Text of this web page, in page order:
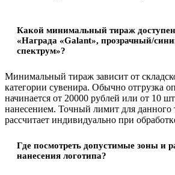
Какой минимальный тираж доступен
«Награда «Galant», прозрачный/
спектрум»?
Минимальный тираж зависит от
категории сувенира. Обычно отгрузка
начинается от 20000 рублей или от 10
нанесением. Точный лимит для данного
рассчитает индивидуально при
Где посмотреть допустимые зоны и
нанесения логотипа?